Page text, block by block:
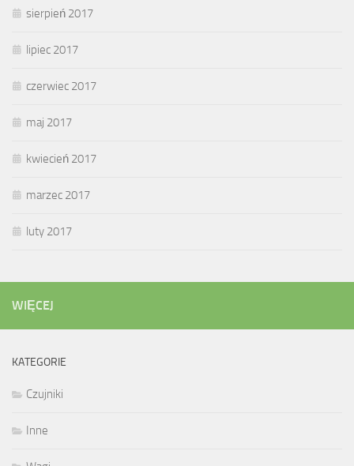
sierpień 2017
lipiec 2017
czerwiec 2017
maj 2017
kwiecień 2017
marzec 2017
luty 2017
WIĘCEJ
KATEGORIE
Czujniki
Inne